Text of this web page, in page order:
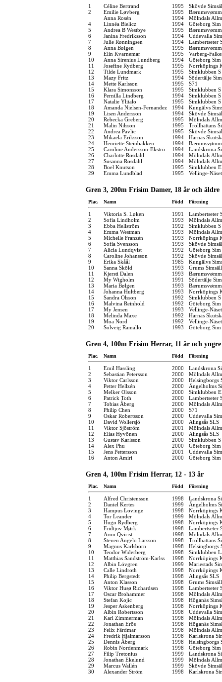
1 Céline Bertrand 1995
Skövde
2
Emilie Løvberg 1995
Anna Rosén
1994
Mölndals
4
Linnéa Bielicz 1994
Göteborg Sim
5
Andrea B Westbye 1995
6
Janina Fredriksson 1994
Uddevalla Sim
7
Julie Rønningsen 1994
Lambertseter
8
Anna Bølgen 1995
9
Elin Kvarnemar 1995
Varberg-
10
Anna Sirenius Lundberg 1994
Göteborg Sim
11
Josefine Rydberg 1995
Norrköpings
12
Tilde Lundmark 1995
Simklubben
13
Mazy Fritz 1994
Södertälje
14
Mette Karlsson 1995
S71
15
Klara Simonsson 1995
Simklubben
16
Pernilla Lindberg 1994
Simklubben
17
Natalie Ylitalo 1995
Simklubben
18
Amanda Nielsen-Fernandez 1994
Kungälvs
19
Lisen Andersson 1994
Skövde
20
Rebecka Greberg 1995
Mölndals
21
Malin Nilsson 1995
Trollhättans
22
Andrea Pavlic 1995
Skövde
23
Mikaela Eriksson 1994
Harnäs
24
Henriette Steinbakken 1994
25
Caroline Andersson-Ekströ 1994
Landskrona
26
Charlotte Rosdahl 1994
Mölndals
27
Susanna Rosdahl 1994
Mölndals
28
Boel Knutson 1995
Simklubben
29
Emma Lundblad 1995 Vellinge-
Gren 3, 200m Frisim Damer, 18 år och äldre
Plac. Namn Född Förening
1 Viktoria S. Løken 1991
Lambertseter
2
Sofia Lindholm 1993
Mölndals
3
Ebba Hellström 1992
Simklubben
4
Emma Westman 1993
Mölndals
5
Michelle Franzén 1993
Norrköpings
6
Sofia Svensson 1993
Skövde
7
Alicia Lundqvist 1992
Göteborg Sim
8
Caroline Johansson 1992
Skövde
9
Erika Skåål 1985
Kungälvs
10
Sanna Sköld 1993
Grums
11
Kjersti Dalen 1993
12
My Wigholm 1991
Södertälje
13
Maria Bølgen 1993
14
Johanna Hultberg 1993
Norrköpings
15
Sandra Olsson 1992
Simklubben
16
Malvina Reinhold 1992
Göteborg Sim
17
My Jensen 1993
Vellinge-
18
Melinda Maxe 1992
Harnäs
19
Moa Nord 1992
Vellinge-
20
Solveig Ramallo 1993 Göteborg Sim
Gren 4, 100m Frisim Herrar, 11 år och yngre
Plac. Namn Född Förening
1 Emil Hassling 2000
Landskrona
2
Sebastian Petersson 2000
Mölndals
3
Viktor Carlsson 2000
Helsingborgs
4
Petter Hellzén 2000
Ängelholms
5
Melker Olsson 2000
Simklubben
6
Patrick Toth 2000
Lambertseter
7
Tobias Åberg 2000
Mölndals
8
Philip Chen 2000
S71
9
Oskar Robertsson 2000
Uddevalla Sim
10
David Wollersjö 2000
Alingsås SLS
11
Viktor Sjöström 2001
Mölndals
12
Elias Hyvönen 2000
Alingsås SLS
13
Gustav Karlsson 2000
Simklubben
14
Alex Phu 2000
Göteborg Sim
15
Jens Pettersson 2001
Uddevalla Sim
16
Anton Amiri 2000 Göteborg Sim
Gren 4, 100m Frisim Herrar, 12 - 13 år
Plac. Namn Född Förening
1 Alfred Christensson 1998
Landskrona
2
Daniel Kertes 1999
Ängelholms
3
Hampus Lovinge 1998
Norrköpings
4
Tor Leander 1999
Mölndals
5
Hugo Rydberg 1998
Norrköpings
6
Fridtjov Mørk 1998
Lambertseter
7
Aron Qvirist 1998
Mölndals
8
Steven Angelo Larsson 1998
Trollhättans
9
Magnus Karlsborn 1998
Helsingborgs
10
Teodor Widerberg 1998
Simklubben
11
Matthias Sandström-Karlss 1998
Norrköpings
12
Albin Lövgren 1999
Mariestads
13
Calle Lindroth 1998
Norrköpings
14
Philip Bergstedt 1998
Alingsås SLS
15
Anton Klasson 1998
Grums
16
Viktor Husø Richardsen 1998
Lambertseter
17
Oscar Brohammer 1998
Mölndals
18
Stefan Kojic 1998
Höganäs
19
Jesper Askenberg 1998
Norrköpings
20
Albin Robertsson 1998
Uddevalla Sim
21
Karl Zimmerman 1998
Mölndals
22
Jonathan Erös 1998
Höganäs
23
Felix Färdmar 1998
Mölndals
24
Fredrik Hjalmarsson 1998
Karlskrona
25
Dennis Åberg 1998
Helsingborgs
26
Robin Nordenmark 1998
Göteborg Sim
27
Filip Tretonius 1999
Landskrona
28
Jonathan Ekelund 1999
Mölndals
29
Marcus Wallén 1999
Skövde
30
Alexander Ström 1998 Karlskrona